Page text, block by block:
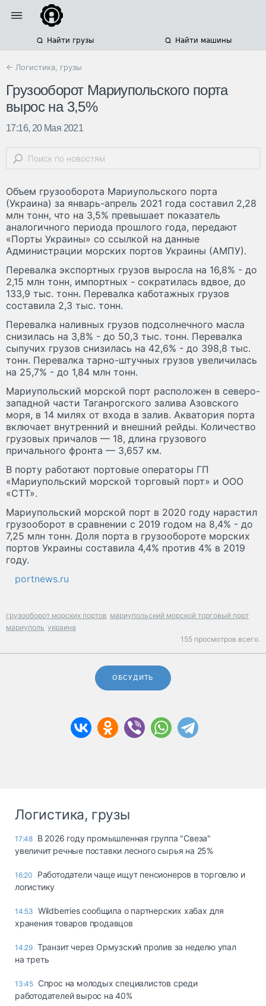
Найти грузы Найти машины
← Логистика, грузы
Грузооборот Мариупольского порта
вырос на 3,5%
17:16, 20 Мая 2021
Объем грузооборота Мариупольского порта
(Украина) за январь-апрель 2021 года составил 2,28
млн тонн, что на 3,5% превышает показатель
аналогичного периода прошлого года, передают
«Порты Украины» со ссылкой на данные
Администрации морских портов Украины (АМПУ).
Перевалка экспортных грузов выросла на 16,8% - до
2,15 млн тонн, импортных - сократилась вдвое, до
133,9 тыс. тонн. Перевалка каботажных грузов
составила 2,3 тыс. тонн.
Перевалка наливных грузов подсолнечного масла
снизилась на 3,8% - до 50,3 тыс. тонн. Перевалка
сыпучих грузов снизилась на 42,6% - до 398,8 тыс.
тонн. Перевалка тарно-штучных грузов увеличилась
на 25,7% - до 1,84 млн тонн.
Мариупольский морской порт расположен в северо-
западной части Таганрогского залива Азовского
моря, в 14 милях от входа в залив. Акватория порта
включает внутренний и внешний рейды. Количество
грузовых причалов — 18, длина грузового
причального фронта — 3,657 км.
В порту работают портовые операторы ГП
«Мариупольский морской торговый порт» и ООО
«СТТ».
Мариупольский морской порт в 2020 году нарастил
грузооборот в сравнении с 2019 годом на 8,4% - до
7,25 млн тонн. Доля порта в грузообороте морских
портов Украины составила 4,4% против 4% в 2019
году.
portnews.ru
грузооборот морских портов мариупольский морской торговый порт
мариуполь украина
155 просмотров всего.
ОБСУДИТЬ
Логистика, грузы
17:48 В 2026 году промышленная группа "Свеза"
увеличит речные поставки лесного сырья на 25%
16:20
Работодатели чаще ищут пенсионеров в торговлю и
логистику
14:53 Wildberries сообщила о партнерских хабах для
хранения товаров продавцов
14:29 Транзит через Ормузский пролив за неделю упал
на треть
13:45 Спрос на молодых специалистов среди
работодателей вырос на 40%